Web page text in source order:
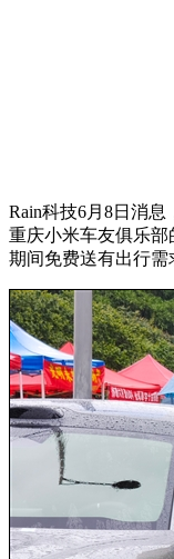
Rain科技6月8日消息
重庆小米车友俱乐部
期间免费送有出行需